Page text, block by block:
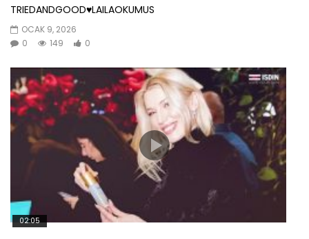
TRIEDANDGOOD♥️LAILAOKUMUS
OCAK 9, 2026
0
149 0
02:05